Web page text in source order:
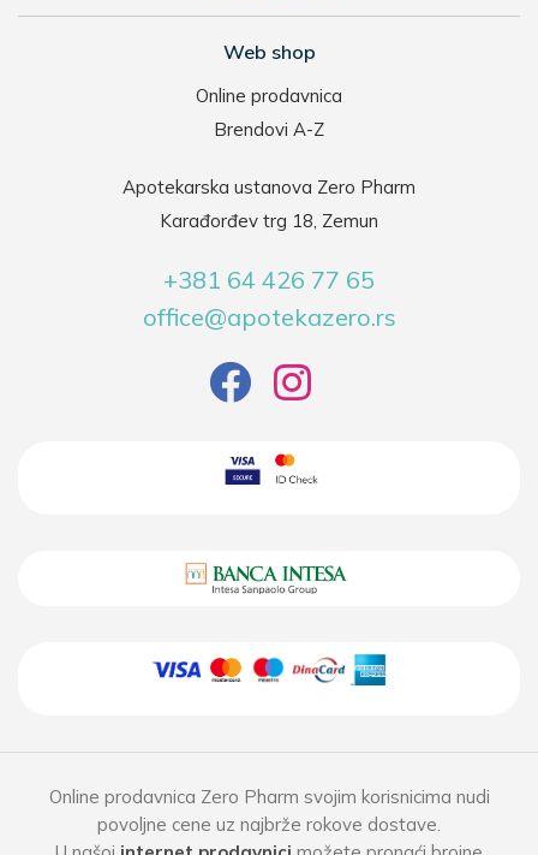
Web shop
Online prodavnica
Brendovi A-Z
Apotekarska ustanova Zero Pharm
Karađorđev trg 18, Zemun
+381 64 426 77 65
office@apotekazero.rs
Online prodavnica Zero Pharm svojim korisnicima nudi
povoljne cene uz najbrže rokove dostave.